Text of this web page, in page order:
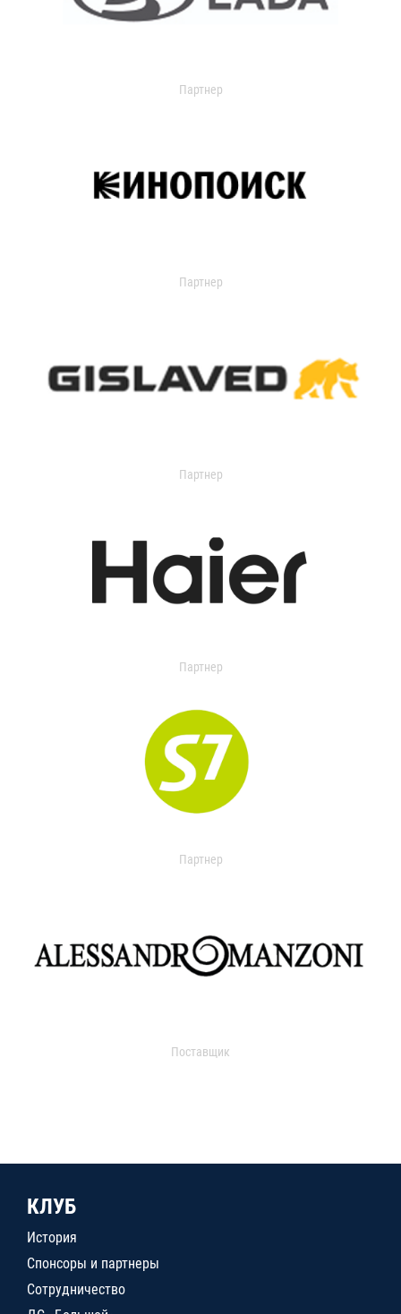
Партнер
Партнер
Партнер
Партнер
Партнер
Поставщик
КЛУБ
История
Спонсоры и партнеры
Сотрудничество